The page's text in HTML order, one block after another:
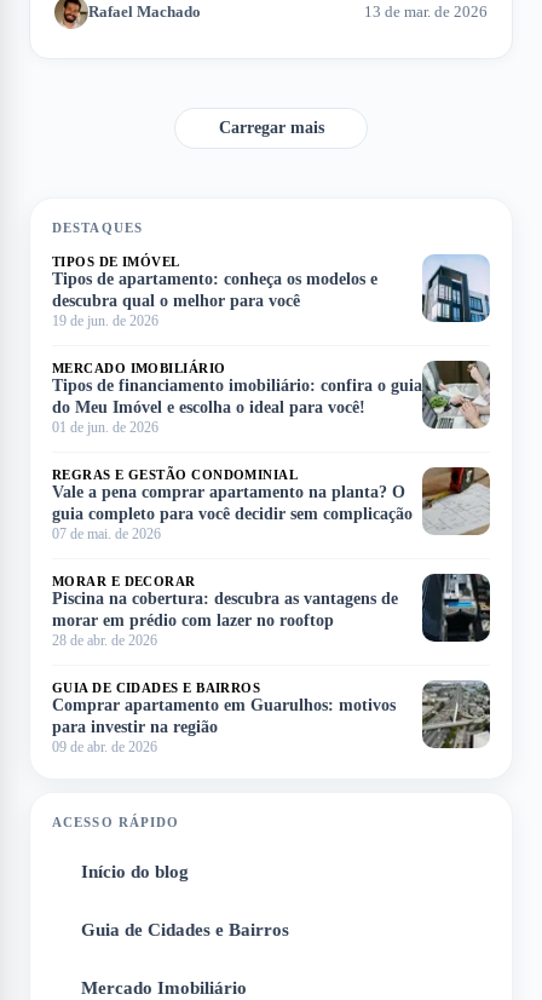
do processo de aquisição. Neste artigo, exploramos como
Rafael Machado 13 de mar. de 2026
Carregar mais
DESTAQUES
TIPOS DE IMÓVEL
Tipos de apartamento: conheça os modelos e
descubra qual o melhor para você
19 de jun. de 2026
MERCADO IMOBILIÁRIO
Tipos de financiamento imobiliário: confira o guia
do Meu Imóvel e escolha o ideal para você!
01 de jun. de 2026
REGRAS E GESTÃO CONDOMINIAL
Vale a pena comprar apartamento na planta? O
guia completo para você decidir sem complicação
07 de mai. de 2026
MORAR E DECORAR
Piscina na cobertura: descubra as vantagens de
morar em prédio com lazer no rooftop
28 de abr. de 2026
GUIA DE CIDADES E BAIRROS
Comprar apartamento em Guarulhos: motivos
para investir na região
09 de abr. de 2026
ACESSO RÁPIDO
Início do blog
Guia de Cidades e Bairros
Mercado Imobiliário